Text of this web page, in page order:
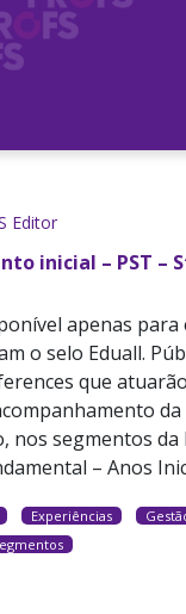
Editor
inicial – PST –
apenas para
o selo Eduall.
que
da
nos segmentos da
– Anos
Experiências